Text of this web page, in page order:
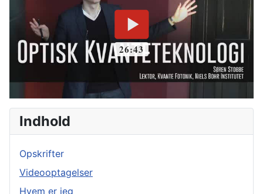
Indhold
Opskrifter
Videooptagelser
Hvem er jeg